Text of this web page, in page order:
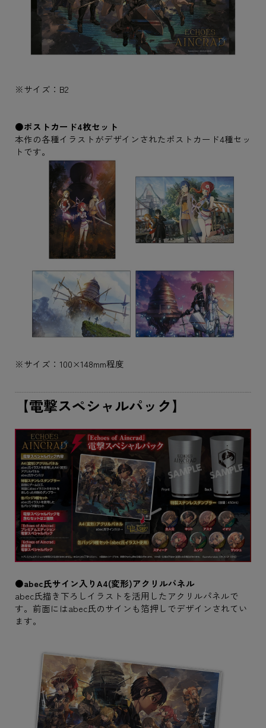
※サイズ：B2
●ポストカード4枚セット
本作の各種イラストがデザインされたポストカード4種セッ
トです。
※サイズ：100×148mm程度
【電撃スペシャルパック】
●abec氏サイン入りA4(変形)アクリルパネル
abec氏描き下ろしイラストを活用したアクリルパネルで
す。前面にはabec氏のサインも箔押しでデザインされてい
ます。